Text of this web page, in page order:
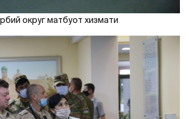
округ матбуот хизмати